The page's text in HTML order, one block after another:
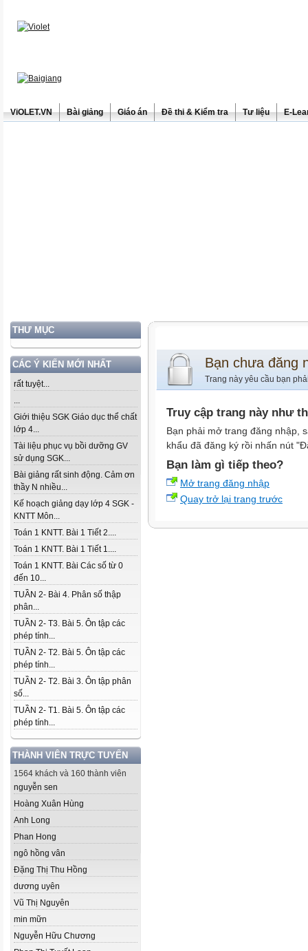
ViOLET.VN Bài giảng Giáo án Đề thi & Kiểm tra Tư liệu E-
THƯ MỤC
CÁC Ý KIẾN MỚI NHẤT
rất tuyệt...
...
Giới thiệu SGK Giáo dục thể chất
lớp 4...
Tài liệu phục vụ bồi dưỡng GV
sử dụng SGK...
Bài giảng rất sinh động. Cảm ơn
thầy N nhiều...
Kế hoạch giảng dạy lớp 4 SGK -
KNTT Môn...
Toán 1 KNTT. Bài 1 Tiết 2....
Toán 1 KNTT. Bài 1 Tiết 1....
Toán 1 KNTT. Bài Các số từ 0
đến 10...
TUẦN 2- Bài 4. Phân số thập
phân...
TUẦN 2- T3. Bài 5. Ôn tập các
phép tính...
TUẦN 2- T2. Bài 5. Ôn tập các
phép tính...
TUẦN 2- T2. Bài 3. Ôn tập phân
số...
TUẦN 2- T1. Bài 5. Ôn tập các
phép tính...
THÀNH VIÊN TRỰC TUYẾN
1564 khách và 160 thành viên
nguyễn sen
Hoàng Xuân Hùng
Anh Long
Phan Hong
ngô hồng vân
Đặng Thị Thu Hồng
dương uyên
Vũ Thị Nguyên
min mữn
Nguyễn Hữu Chương
Bạn chưa đăng
Trang này yêu cầu bạn
Truy cập trang này như
Bạn phải mở trang đăng nhập,
khẩu đã đăng ký rồi nhấn nút
Bạn làm gì tiếp theo?
Mở trang đăng nhập
Quay trở lại trang trước